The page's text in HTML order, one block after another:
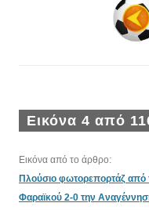
Εικόνα 4 από
Εικόνα από το άρθρο:
Πλούσιο φωτορεπορτάζ από
Φαραϊκού 2-0 την